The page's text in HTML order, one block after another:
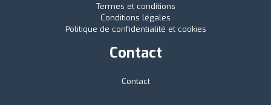
Termes et conditions
Conditions légales
Politique de confidentialité et cookies
Contact
Contact